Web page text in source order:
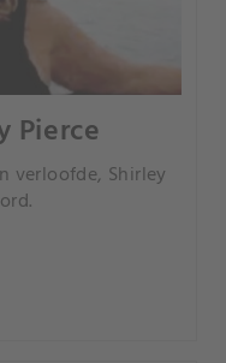
Pierce
verloofde, Shirley